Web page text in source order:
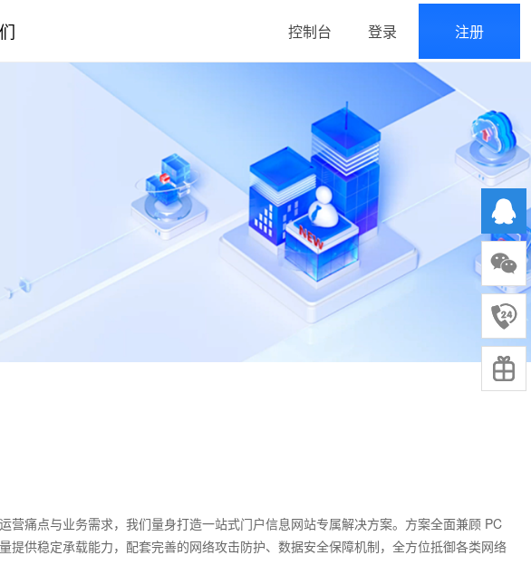
控制台 登录 注册
痛点与业务需求，我们量身打造一站式门户信息网站专属解决方案。方案全面兼顾 PC
供稳定承载能力，配套完善的网络攻击防护、数据安全保障机制，全方位抵御各类网络